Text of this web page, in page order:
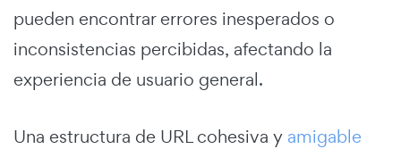
pueden encontrar errores inesperados o
inconsistencias percibidas, afectando la
experiencia de usuario general.
Una estructura de URL cohesiva y amigable